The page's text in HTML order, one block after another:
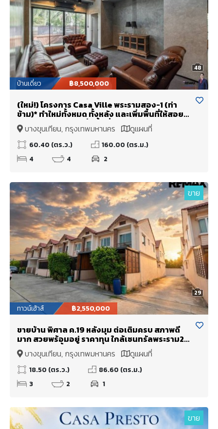
48
บ้านเดี่ยว ฿8,500,000
(ใหม่!) โครงการ Casa Ville พระรามสอง-1 (ท่า
ข้าม)* ทำใหม่ทั้งหมด ทั้งหลัง และเพิ่มพื้นที่ให้สอยทำ
Double Volume เพิ่มพื้นที่ใช้สอย + จาก 160 ตร.ม.
(+80 เป็นเกือบ 240 ตร.ม.)
บางขุนเทียน, กรุงเทพมหานคร ดูแผนที่
60.40 (ตร.ว.)
160.00 (ตร.ม.)
4
4 2
29
ขาย
ทาวน์เฮ้าส์ ฿2,550,000
ขายบ้าน พิศาล ค.19 หลังมุม ต่อเติมครบ สภาพดี
มาก สวยพร้อมอยู่ ราคาทุน ใกล้เซนทรัลพระราม2
ของดีมีหลังนี้หลังเดียว
บางขุนเทียน, กรุงเทพมหานคร ดูแผนที่
18.50 (ตร.ว.)
86.60 (ตร.ม.)
3
2 1
ขาย